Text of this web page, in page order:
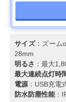
サイズ：ズーム
28mm
明るさ ：最大
最大連続点灯時
電源 ：USB充電
防水防塵性能：